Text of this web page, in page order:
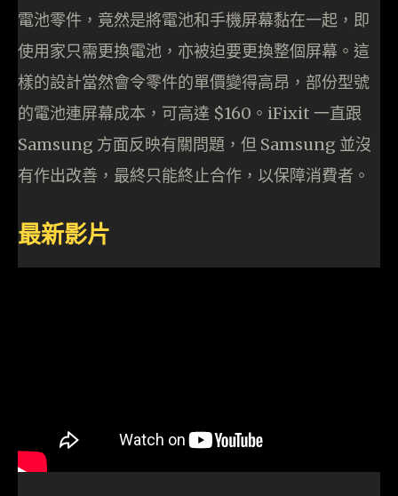
電池零件，竟然是將電池和手機屏幕黏在一起，即
使用家只需更換電池，亦被迫要更換整個屏幕。這
樣的設計當然會令零件的單價變得高昂，部份型號
的電池連屏幕成本，可高達 $160。iFixit 一直跟
Samsung 方面反映有關問題，但 Samsung 並沒
有作出改善，最終只能終止合作，以保障消費者。
最新影片